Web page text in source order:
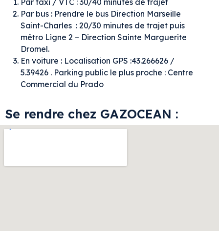
Par bus : Prendre le bus Direction Marseille
Saint-Charles : 20/30 minutes de trajet puis
métro Ligne 2 – Direction Sainte Marguerite
Dromel.
En voiture : Localisation GPS :43.266626 /
5.39426 . Parking public le plus proche : Centre
Commercial du Prado
Se rendre chez GAZOCEAN :